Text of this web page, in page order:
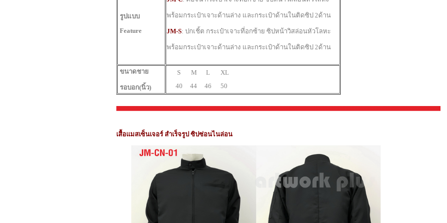
รูปแบบ
Feature
พร้อมกระเป๋าเจาะด้านล่าง และกระเป๋าด้านในติดซิป 2ด้าน
JM-S: ปกเชิ้ต กระเป๋าเจาะที่อกซ้าย ซิปหน้าวิสล่อนหัวโลหะ
พร้อมกระเป๋าเจาะด้านล่าง และกระเป๋าด้านในติดซิป 2ด้าน
ขนาดชาย
รอบอก(นิ้ว)
S M L XL
40 44 46 50
เสื้อแมสเซ็นเจอร์ สำเร็จรูป ซิปซ่อนไนล่อน